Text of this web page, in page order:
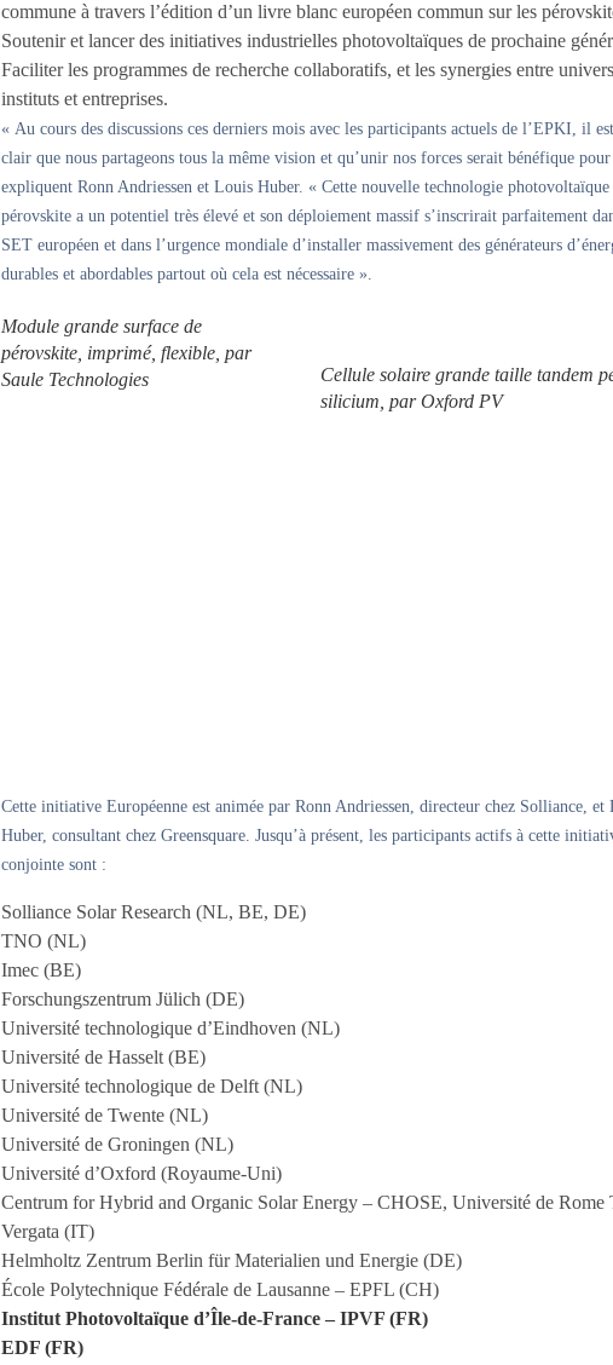
commune à travers l’édition d’un livre blanc européen commun sur les
Soutenir et lancer des initiatives industrielles photovoltaïques de prochaine
Faciliter les programmes de recherche collaboratifs, et les synergies entre
instituts et entreprises.
« Au cours des discussions ces derniers mois avec les participants actuels de l’EPKI, il
clair que nous partageons tous la même vision et qu’unir nos forces serait bénéfique pour
expliquent Ronn Andriessen et Louis Huber. « Cette nouvelle technologie photovoltaïque
pérovskite a un potentiel très élevé et son déploiement massif s’inscrirait parfaitement
SET européen et dans l’urgence mondiale d’installer massivement des générateurs
durables et abordables partout où cela est nécessaire ».
Module grande surface de
pérovskite, imprimé, flexible, par
Saule Technologies
Cellule solaire grande taille tandem
silicium, par Oxford PV
Cette initiative Européenne est animée par Ronn Andriessen, directeur chez Solliance, et
Huber, consultant chez Greensquare. Jusqu’à présent, les participants actifs à cette
conjointe sont :
Solliance Solar Research (NL, BE, DE)
TNO (NL)
Imec (BE)
Forschungszentrum Jülich (DE)
Université technologique d’Eindhoven (NL)
Université de Hasselt (BE)
Université technologique de Delft (NL)
Université de Twente (NL)
Université de Groningen (NL)
Université d’Oxford (Royaume-Uni)
Centrum for Hybrid and Organic Solar Energy – CHOSE, Université de Rome
Vergata (IT)
Helmholtz Zentrum Berlin für Materialien und Energie (DE)
École Polytechnique Fédérale de Lausanne – EPFL (CH)
Institut Photovoltaïque d’Île-de-France – IPVF (FR)
EDF (FR)